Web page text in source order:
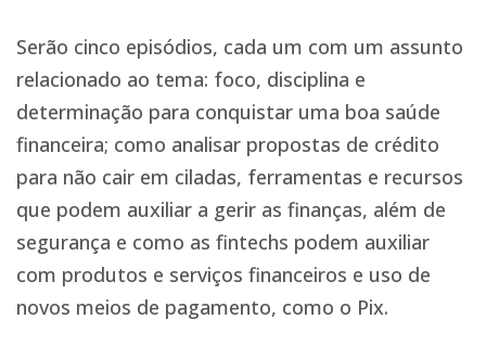
Serão cinco episódios, cada um com um assunto
relacionado ao tema: foco, disciplina e
determinação para conquistar uma boa saúde
financeira; como analisar propostas de crédito
para não cair em ciladas, ferramentas e recursos
que podem auxiliar a gerir as finanças, além de
segurança e como as fintechs podem auxiliar
com produtos e serviços financeiros e uso de
novos meios de pagamento, como o Pix.